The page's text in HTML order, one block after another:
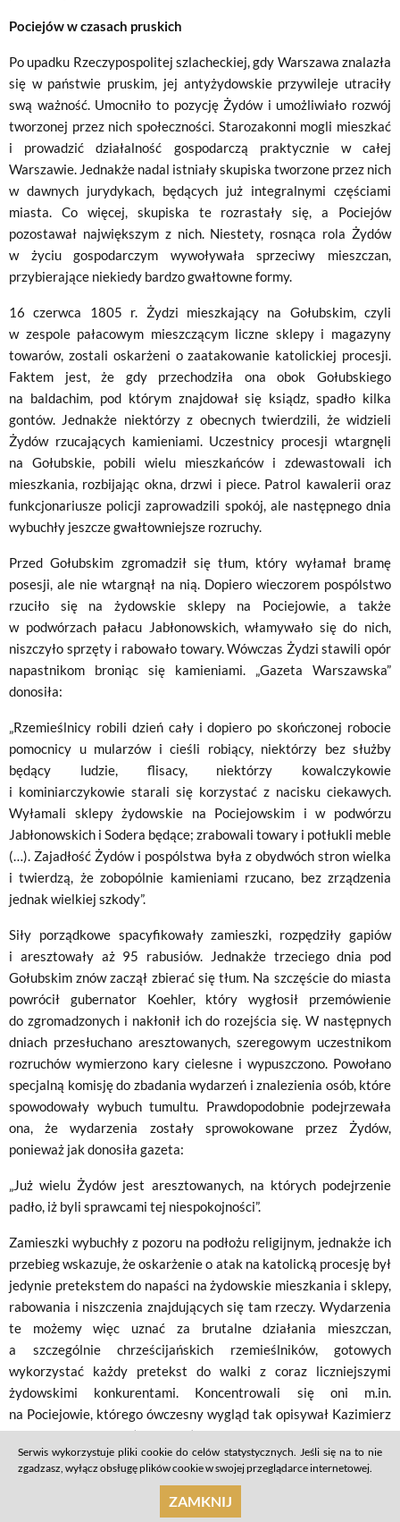
Pociejów w czasach pruskich
Po upadku Rzeczypospolitej szlacheckiej, gdy Warszawa znalazła
się w państwie pruskim, jej antyżydowskie przywileje utraciły
swą ważność. Umocniło to pozycję Żydów i umożliwiało rozwój
tworzonej przez nich społeczności. Starozakonni mogli mieszkać
i prowadzić działalność gospodarczą praktycznie w całej
Warszawie. Jednakże nadal istniały skupiska tworzone przez nich
w dawnych jurydykach, będących już integralnymi częściami
miasta. Co więcej, skupiska te rozrastały się, a Pociejów
pozostawał największym z nich. Niestety, rosnąca rola Żydów
w życiu gospodarczym wywoływała sprzeciwy mieszczan,
przybierające niekiedy bardzo gwałtowne formy.
16 czerwca 1805 r. Żydzi mieszkający na Gołubskim, czyli
w zespole pałacowym mieszczącym liczne sklepy i magazyny
towarów, zostali oskarżeni o zaatakowanie katolickiej procesji.
Faktem jest, że gdy przechodziła ona obok Gołubskiego
na baldachim, pod którym znajdował się ksiądz, spadło kilka
gontów. Jednakże niektórzy z obecnych twierdzili, że widzieli
Żydów rzucających kamieniami. Uczestnicy procesji wtargnęli
na Gołubskie, pobili wielu mieszkańców i zdewastowali ich
mieszkania, rozbijając okna, drzwi i piece. Patrol kawalerii oraz
funkcjonariusze policji zaprowadzili spokój, ale następnego dnia
wybuchły jeszcze gwałtowniejsze rozruchy.
Przed Gołubskim zgromadził się tłum, który wyłamał bramę
posesji, ale nie wtargnął na nią. Dopiero wieczorem pospólstwo
rzuciło się na żydowskie sklepy na Pociejowie, a także
w podwórzach pałacu Jabłonowskich, włamywało się do nich,
niszczyło sprzęty i rabowało towary. Wówczas Żydzi stawili opór
napastnikom broniąc się kamieniami. „Gazeta Warszawska”
donosiła:
„Rzemieślnicy robili dzień cały i dopiero po skończonej robocie
pomocnicy u mularzów i cieśli robiący, niektórzy bez służby
będący ludzie, flisacy, niektórzy kowalczykowie
i kominiarczykowie starali się korzystać z nacisku ciekawych.
Wyłamali sklepy żydowskie na Pociejowskim i w podwórzu
Jabłonowskich i Sodera będące; zrabowali towary i potłukli meble
(…). Zajadłość Żydów i pospólstwa była z obydwóch stron wielka
i twierdzą, że zobopólnie kamieniami rzucano, bez zrządzenia
jednak wielkiej szkody”.
Siły porządkowe spacyfikowały zamieszki, rozpędziły gapiów
i aresztowały aż 95 rabusiów. Jednakże trzeciego dnia pod
Gołubskim znów zaczął zbierać się tłum. Na szczęście do miasta
powrócił gubernator Koehler, który wygłosił przemówienie
do zgromadzonych i nakłonił ich do rozejścia się. W następnych
dniach przesłuchano aresztowanych, szeregowym uczestnikom
rozruchów wymierzono kary cielesne i wypuszczono. Powołano
specjalną komisję do zbadania wydarzeń i znalezienia osób, które
spowodowały wybuch tumultu. Prawdopodobnie podejrzewała
ona, że wydarzenia zostały sprowokowane przez Żydów,
ponieważ jak donosiła gazeta:
„Już wielu Żydów jest aresztowanych, na których podejrzenie
padło, iż byli sprawcami tej niespokojności”.
Zamieszki wybuchły z pozoru na podłożu religijnym, jednakże ich
przebieg wskazuje, że oskarżenie o atak na katolicką procesję był
jedynie pretekstem do napaści na żydowskie mieszkania i sklepy,
rabowania i niszczenia znajdujących się tam rzeczy. Wydarzenia
te możemy więc uznać za brutalne działania mieszczan,
a szczególnie chrześcijańskich rzemieślników, gotowych
wykorzystać każdy pretekst do walki z coraz liczniejszymi
żydowskimi konkurentami. Koncentrowali się oni m.in.
na Pociejowie, którego ówczesny wygląd tak opisywał Kazimierz
Władysław Wójcicki (Wóycicki):
„Wszedłszy na obszerne podwórza po lewej stronie od ulicy
Pociejów należący. Pamiętam pod arkadami niskiemi ciągnący się
Serwis wykorzystuje pliki cookie do celów statystycznych. Jeśli się na to nie
zgadzasz, wyłącz obsługę plików cookie w swojej przeglądarce internetowej.
ZAMKNIJ